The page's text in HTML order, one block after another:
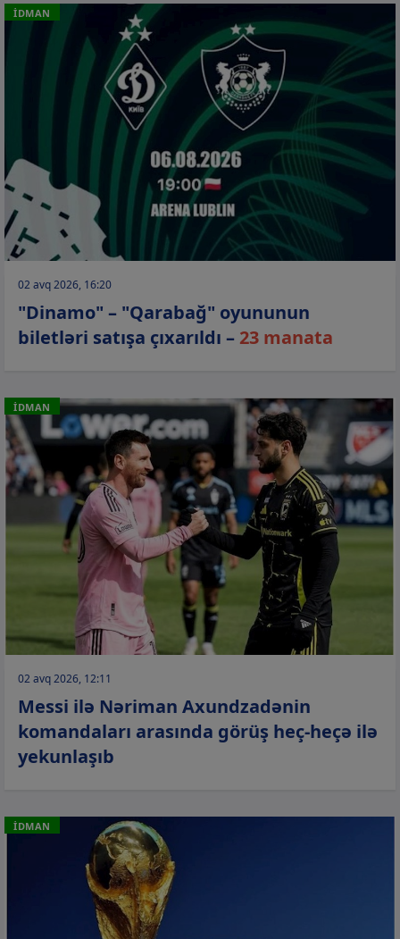
İDMAN
02 avq 2026, 16:20
"Dinamo" – "Qarabağ" oyununun
biletləri satışa çıxarıldı – 23 manata
İDMAN
02 avq 2026, 12:11
Messi ilə Nəriman Axundzadənin
komandaları arasında görüş heç-heçə ilə
yekunlaşıb
İDMAN